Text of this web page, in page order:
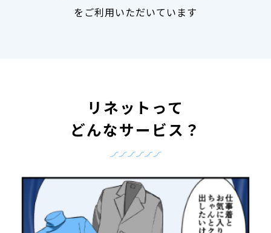
をご利用いただいています
リネットって
どんなサービス？